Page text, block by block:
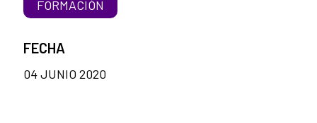
FORMACIÓN
FECHA
04 JUNIO 2020